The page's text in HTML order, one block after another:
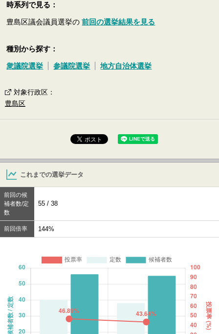
時系列で見る：
豊島区議会議員選挙の前回の選挙結果を見る
種別から探す：
衆議院選挙 参議院選挙 地方自治体選挙
対象行政区 ：
豊島区
これまでの選挙データ
前回の候
補者数/定
数
55 / 38
前回倍率 144%